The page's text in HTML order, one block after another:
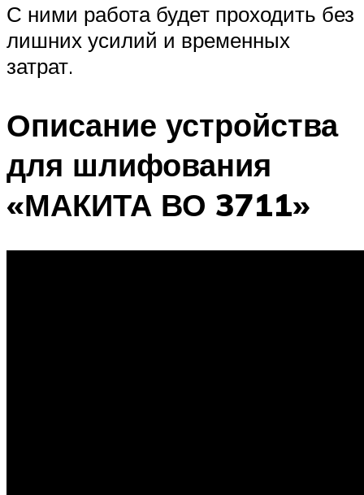
С ними работа будет проходить без
лишних усилий и временных
затрат.
Описание устройства
для шлифования
«МАКИТА ВО 3711»